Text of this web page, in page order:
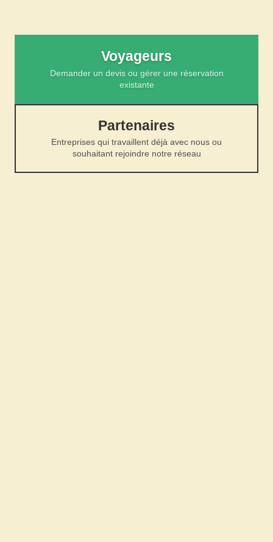
Voyageurs
Demander un devis ou gérer une réservation
existante
Partenaires
Entreprises qui travaillent déjà avec nous ou
souhaitant rejoindre notre réseau